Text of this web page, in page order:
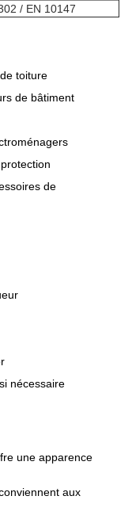
/ EN 10147
toiture
de bâtiment
de
nécessaire
une apparence
aux